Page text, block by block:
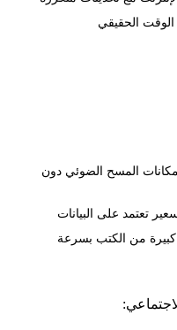
الضوئي دون
على البيانات
الكتب بسرعة